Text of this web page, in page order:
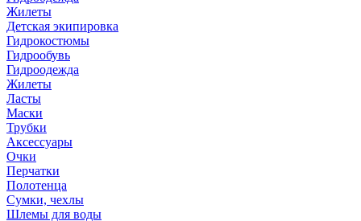
Жилеты
Детская экипировка
Гидрокостюмы
Гидрообувь
Гидроодежда
Жилеты
Ласты
Маски
Трубки
Аксессуары
Очки
Перчатки
Полотенца
Сумки, чехлы
Шлемы для воды